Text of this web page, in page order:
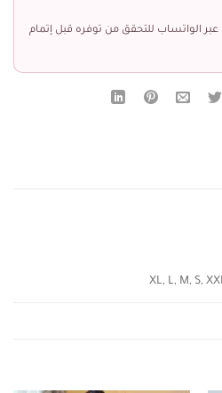
الواتساب للتحقق من توفره قبل إتمام
XL, L, M, S,